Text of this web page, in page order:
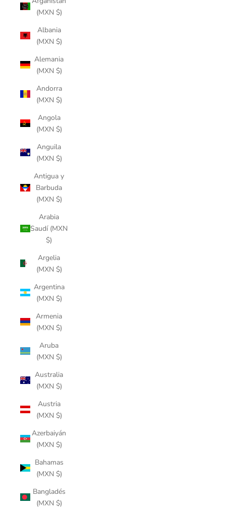
(MXN $)
Albania
(MXN $)
Alemania
(MXN $)
Andorra
(MXN $)
Angola
(MXN $)
Anguila
(MXN $)
Antigua y
Barbuda
(MXN $)
Arabia
Saudí (MXN
$)
Argelia
(MXN $)
Argentina
(MXN $)
Armenia
(MXN $)
Aruba
(MXN $)
Australia
(MXN $)
Austria
(MXN $)
Azerbaiyán
(MXN $)
Bahamas
(MXN $)
Bangladés
(MXN $)